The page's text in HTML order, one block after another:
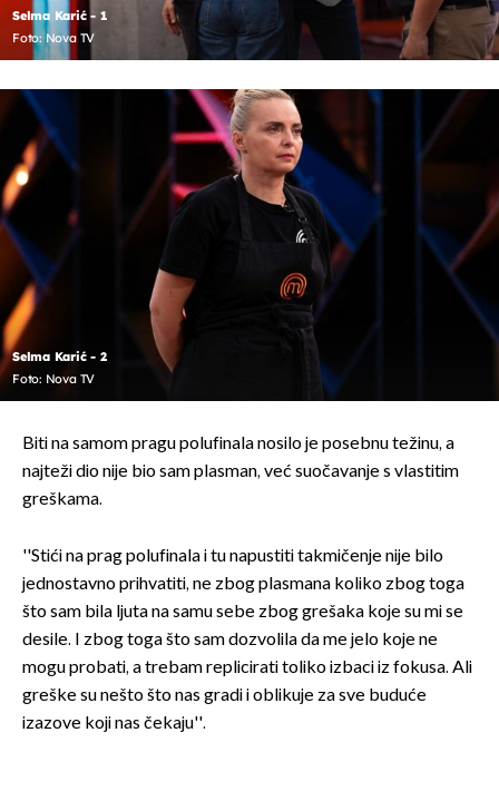
Selma Karić - 1
Foto: Nova TV
Selma Karić - 2
Foto: Nova TV
Biti na samom pragu polufinala nosilo je posebnu težinu, a
najteži dio nije bio sam plasman, već suočavanje s vlastitim
greškama.
''Stići na prag polufinala i tu napustiti takmičenje nije bilo
jednostavno prihvatiti, ne zbog plasmana koliko zbog toga
što sam bila ljuta na samu sebe zbog grešaka koje su mi se
desile. I zbog toga što sam dozvolila da me jelo koje ne
mogu probati, a trebam replicirati toliko izbaci iz fokusa. Ali
greške su nešto što nas gradi i oblikuje za sve buduće
izazove koji nas čekaju''.